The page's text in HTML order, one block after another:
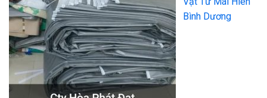
Bình Dương